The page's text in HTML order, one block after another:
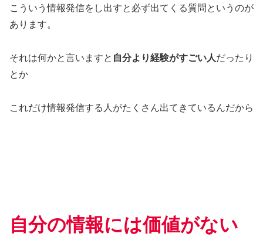
こういう情報発信をし出すと必ず出てくる質問というのが
あります。
それは何かと言いますと 自分より経験がすごい人だったり
とか
これだけ情報発信する人がたくさん出てきているんだから
自分の情報には価値がない